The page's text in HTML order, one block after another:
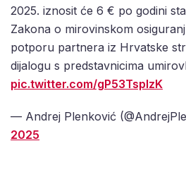
2025. iznosit će 6 € po godini
Zakona o mirovinskom
potporu partnera iz Hrvatske
dijalogu s predstavnicima
pic.twitter.com/gP53TsplzK
— Andrej Plenković
2025